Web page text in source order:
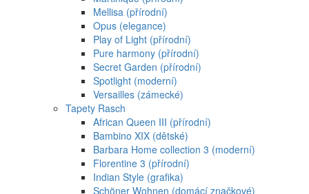
Mellisa (přírodní)
Opus (elegance)
Play of Light (přírodní)
Pure harmony (přírodní)
Secret Garden (přírodní)
Spotlight (moderní)
Versailles (zámecké)
Tapety Rasch
African Queen III (přírodní)
Bambino XIX (dětské)
Barbara Home collection 3 (moderní)
Florentine 3 (přírodní)
Indian Style (grafika)
Schöner Wohnen (domácí značkové)